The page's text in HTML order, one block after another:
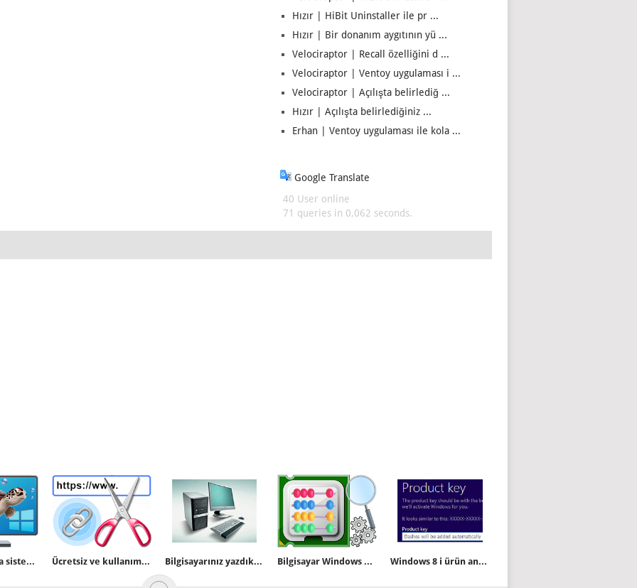
Hızır | HiBit Uninstaller ile pr ...
Hızır | Bir donanım aygıtının yü ...
Velociraptor | Recall özelliğini d ...
Velociraptor | Ventoy uygulaması i ...
Velociraptor | Açılışta belirlediğ ...
Hızır | Açılışta belirlediğiniz ...
Erhan | Ventoy uygulaması ile kola ...
Google Translate
40 User online
71 queries in 0,062 seconds.
Windows 10 da sistemi yavaşlatan hata Ücretsiz ve kullanımı kolay kısa URL servisleri Bilgisayarınız yazdıklarınızı sesli söylesin (.vbs) Bilgisayar Windows 11 24H2 ve üzerine uyumlumu? Windows 8 i ürün anahtarsız kurun